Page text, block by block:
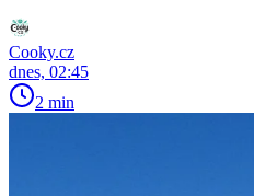
Cooky.cz
dnes, 02:45
2 min